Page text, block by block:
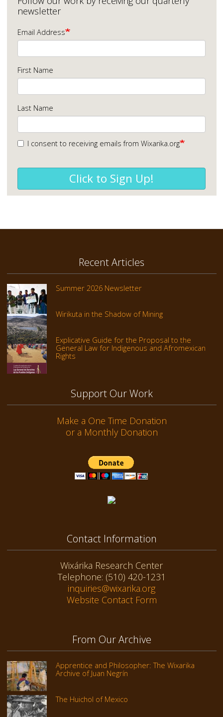
newsletter
Email Address
First Name
Last Name
I consent to receiving emails from Wixarika.org
Click to Sign Up!
Recent Articles
Summer 2026 Newsletter
Wirikuta in the Shadow of Mining
Explicative Guide for the Proposal to the
General Law for Indigenous and Afromexican
Rights
Support Our Work
Make a One Time Donation
or a Monthly Donation
Contact Information
Wixárika Research Center
Telephone: (510) 420-1231
inquiries@wixarika.org
Website Contact Form
From Our Archive
Apprentice and Philosopher: The Wixarika
Archive of Juan Negrín
The Huichol of Mexico